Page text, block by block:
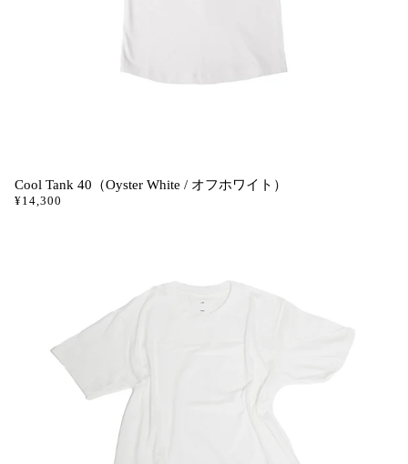
Cool Tank 40（Oyster White / オフホワイト）
¥14,300